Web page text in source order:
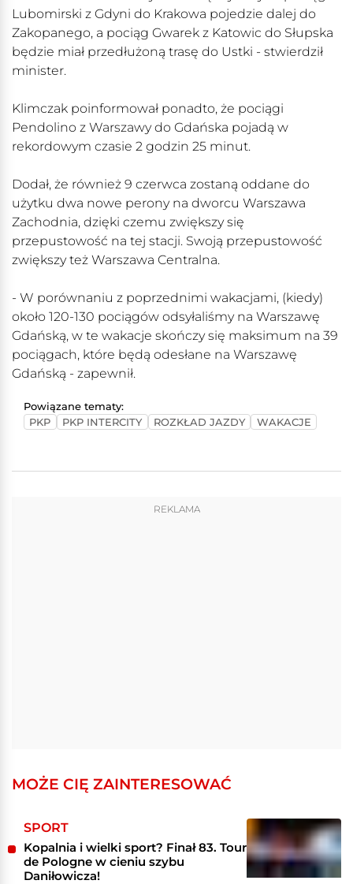
Lubomirski z Gdyni do Krakowa pojedzie dalej do
Zakopanego, a pociąg Gwarek z Katowic do Słupska
będzie miał przedłużoną trasę do Ustki - stwierdził
minister.
Klimczak poinformował ponadto, że pociągi
Pendolino z Warszawy do Gdańska pojadą w
rekordowym czasie 2 godzin 25 minut.
Dodał, że również 9 czerwca zostaną oddane do
użytku dwa nowe perony na dworcu Warszawa
Zachodnia, dzięki czemu zwiększy się
przepustowość na tej stacji. Swoją przepustowość
zwiększy też Warszawa Centralna.
- W porównaniu z poprzednimi wakacjami, (kiedy)
około 120-130 pociągów odsyłaliśmy na Warszawę
Gdańską, w te wakacje skończy się maksimum na 39
pociągach, które będą odesłane na Warszawę
Gdańską - zapewnił.
Powiązane tematy:
PKP
PKP INTERCITY ROZKŁAD JAZDY WAKACJE
REKLAMA
MOŻE CIĘ ZAINTERESOWAĆ
SPORT
Kopalnia i wielki sport? Finał 83. Tour
de Pologne w cieniu szybu
Daniłowicza!